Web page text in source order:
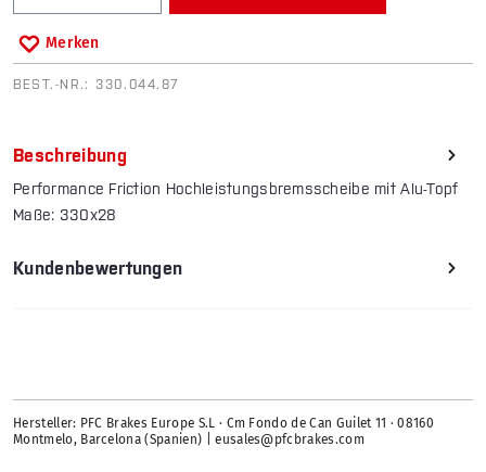
Merken
BEST.-NR.: 330.044.87
Beschreibung
Performance Friction Hochleistungsbremsscheibe mit Alu-Topf
Maße: 330x28
Kundenbewertungen
Hersteller: PFC Brakes Europe S.L · Cm Fondo de Can Guilet 11 · 08160
Montmelo, Barcelona (Spanien) | eusales@pfcbrakes.com